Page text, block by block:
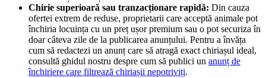
Chirie superioară sau tranzacționare rapidă: Din cauza
ofertei extrem de reduse, proprietarii care acceptă animale pot
închiria locuința cu un preț ușor premium sau o pot securiza în
doar câteva zile de la publicarea anunțului. Pentru a învăța
cum să redactezi un anunț care să atragă exact chiriașul ideal,
consultă ghidul nostru despre cum să publici un anunț de
închiriere care filtrează chiriașii nepotriviți.